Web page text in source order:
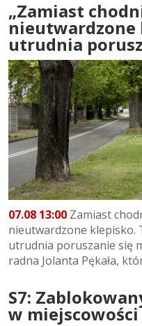
„Zamiast
nieutwardzone
utrudnia
07.08 13:00 Zamiast
nieutwardzone klepisko.
utrudnia poruszanie się
radna Jolanta Pękała,
S7:
w